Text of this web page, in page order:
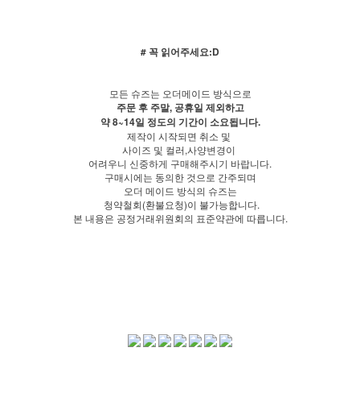
# 꼭 읽어주세요:D
모든 슈즈는 오더메이드 방식으로
주문 후 주말, 공휴일 제외하고
약 8~14일 정도의 기간이 소요됩니다.
제작이 시작되면 취소 및
사이즈 및 컬러,사양변경이
어려우니 신중하게 구매해주시기 바랍니다.
구매시에는 동의한 것으로 간주되며
오더 메이드 방식의 슈즈는
청약철회(환불요청)이 불가능합니다.
본 내용은 공정거래위원회의 표준약관에 따릅니다.